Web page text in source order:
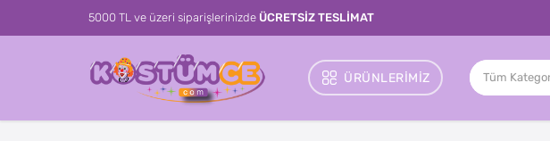
5000 TL ve üzeri siparişlerinizde ÜCRETSİZ TESLİMAT
ÜRÜNLERIMIZ